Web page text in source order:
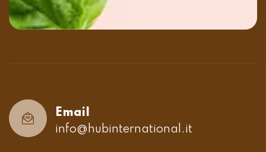
Email
info@hubinternational.it